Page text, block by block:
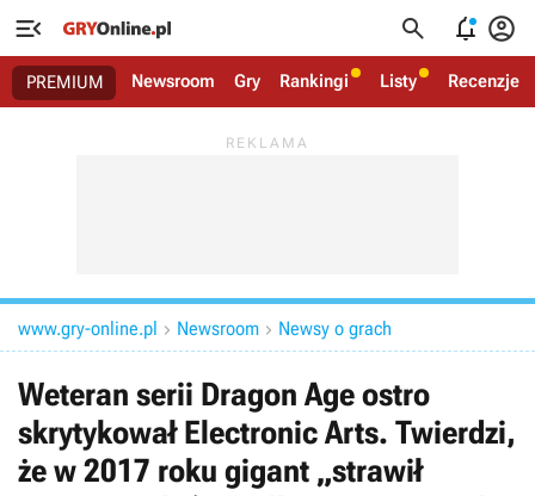
   
PREMIUM Newsroom Gry Rankingi Listy Recenzje
www.gry-online.pl  Newsroom  Newsy o grach
Weteran serii Dragon Age ostro
skrytykował Electronic Arts. Twierdzi,
że w 2017 roku gigant „strawił